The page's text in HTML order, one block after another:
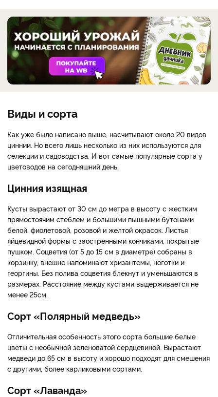
Виды и сорта
Как уже было написано выше, насчитывают около 20 видов
циннии. Но всего лишь несколько из них используются для
селекции и садоводства. И вот самые популярные сорта у
цветоводов на сегодняшний день.
Цинния изящная
Кусты вырастают от 30 см до метра в высоту с жестким
прямостоячим стеблем и большими пышными бутонами
белой, фиолетовой, розовой и желтой окрасок. Листья
яйцевидной формы с заостренными кончиками, покрытые
пушком. Соцветия (от 5 до 15 см в диаметре) собраны в
корзинку, внешне напоминают хризантемы, ноготки и
георгины. Без полива соцветия блекнут и уменьшаются в
размерах. Расстояние между кустами выдерживается не
менее 25см.
Сорт «Полярный медведь»
Отличительная особенность этого сорта большие белые
цветы с необычной зеленоватой сердцевиной. Вырастают
медведи до 65 см в высоту и хорошо подходят для смешения
с другими, более карликовыми сортами.
Сорт «Лаванда»